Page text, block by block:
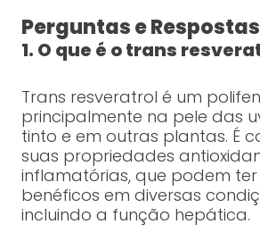
Perguntas e Respostas
1. O que é o trans
Trans resveratrol é um
principalmente na pele das
tinto e em outras plantas. É
suas propriedades
inflamatórias, que podem ter
benéficos em diversas
incluindo a função hepática.